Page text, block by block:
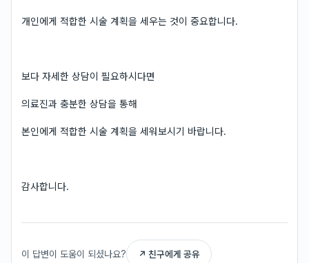
개인에게 적합한 시술 계획을 세우는 것이 중요합니다.
보다 자세한 상담이 필요하시다면
의료진과 충분한 상담을 통해
본인에게 적합한 시술 계획을 세워보시기 바랍니다.
감사합니다.
이 답변이 도움이 되셨나요? ↗ 친구에게 공유